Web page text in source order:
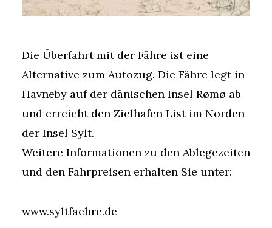
Die Überfahrt mit der Fähre ist eine
Alternative zum Autozug. Die Fähre legt in
Havneby auf der dänischen Insel Rømø ab
und erreicht den Zielhafen List im Norden
der Insel Sylt.
Weitere Informationen zu den Ablegezeiten
und den Fahrpreisen erhalten Sie unter:
www.syltfaehre.de